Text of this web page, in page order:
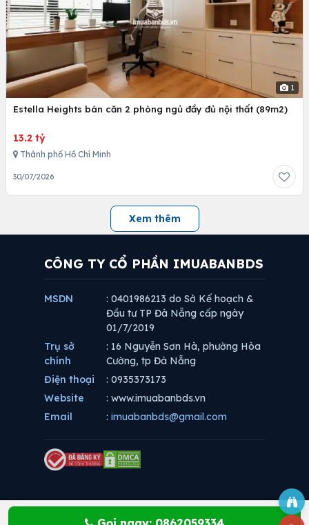
1
Estella Heights bán căn 2 phòng ngủ đầy đủ nội thất (89m2)
13.2 tỷ
Thành phố Hồ Chí Minh
30/07/2026
Xem thêm
CÔNG TY CỔ PHẦN IMUABANBDS
MSDN
: 0401986213 do Sở Kế hoạch &
Đầu tư TP Đà Nẵng cấp ngày
01/7/2019
Trụ sở
chính
: 16 Nguyễn Sơn Hà, phường Hòa
Cường, tp Đà Nẵng
Điện thoại
: 0935373173
Website
: www.imuabanbds.vn
Email
: imuabanbds@gmail.com